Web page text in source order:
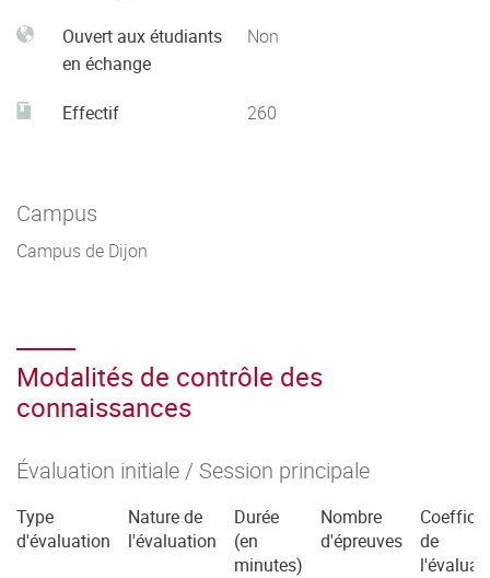
Ouvert aux étudiants
en échange
Non
Effectif 260
Campus
Campus de Dijon
Modalités de contrôle des
connaissances
Évaluation initiale / Session principale
Type
d'évaluation
Nature de
l'évaluation
Durée
(en
minutes)
Nombre
d'épreuves
de